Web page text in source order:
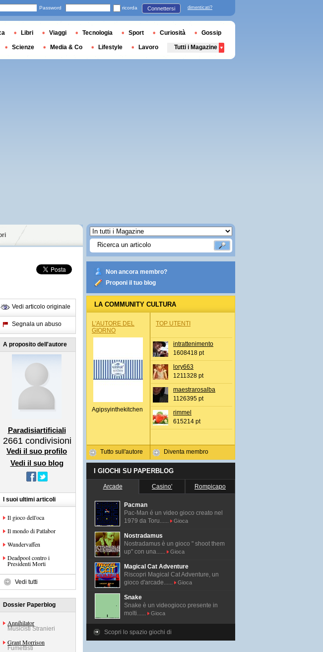
Vedi articolo originale
Segnala un abuso
A proposito dell'autore
Paradisiartificiali
2661 condivisioni
Vedi il suo profilo
Vedi il suo blog
I suoi ultimi articoli
Il gioco dell'oca
Il mondo di Patlabor
Wundervaffen
Deadpool contro i
Presidenti Morti
Vedi tutti
Dossier Paperblog
Annihilator
Musicisti Stranieri
Grant Morrison
Fumettisti
Non ancora membro?
Proponi il tuo blog
LA COMMUNITY CULTURA
L'AUTORE DEL
GIORNO
Agipsyinthekitchen
Tutto sull'autore
TOP UTENTI
intrattenimento
1608418 pt
lory663
1211328 pt
maestrarosalba
1126395 pt
rimmel
615214 pt
Diventa membro
I GIOCHI SU PAPERBLOG
Arcade Casino' Rompicapo
Pacman
Pac-Man é un video gioco creato nel
1979 da Toru......
Gioca
Nostradamus
Nostradamus è un gioco " shoot them
up" con una......
Gioca
Magical Cat Adventure
Riscopri Magical Cat Adventure, un
gioco d'arcade......
Gioca
Snake
Snake è un videogioco presente in
molti......
Gioca
Scopri lo spazio giochi di
Password ricorda Connettersi dimenticati?
Libri Viaggi Tecnologia Sport Curiosità Gossip
Scienze Media & Co Lifestyle Lavoro Tutti i Magazine